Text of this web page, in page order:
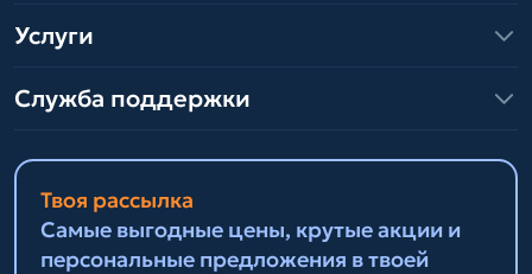
Услуги
Служба поддержки
Твоя рассылка
Самые выгодные цены, крутые акции и
персональные предложения в твоей